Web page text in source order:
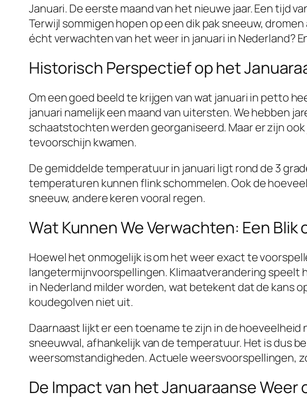
Januari. De eerste maand van het nieuwe jaar. Een tijd
Terwijl sommigen hopen op een dik pak sneeuw,
écht verwachten van het weer in januari in Nederland?
Historisch Perspectief op het
Om een goed beeld te krijgen van wat januari in petto
januari namelijk een maand van uitersten. We hebben
schaatstochten werden georganiseerd. Maar er zijn
tevoorschijn kwamen.
De gemiddelde temperatuur in januari ligt rond de 3
temperaturen kunnen flink schommelen. Ook de
sneeuw, andere keren vooral regen.
Wat Kunnen We Verwachten: Een Blik
Hoewel het onmogelijk is om het weer exact te
langetermijnvoorspellingen. Klimaatverandering speelt
in Nederland milder worden, wat betekent dat de kans
koudegolven niet uit.
Daarnaast lijkt er een toename te zijn in de
sneeuwval, afhankelijk van de temperatuur. Het is dus
weersomstandigheden. Actuele weersvoorspellingen,
De Impact van het Januaraanse Weer